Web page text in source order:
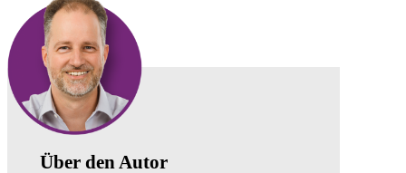
Über den Autor